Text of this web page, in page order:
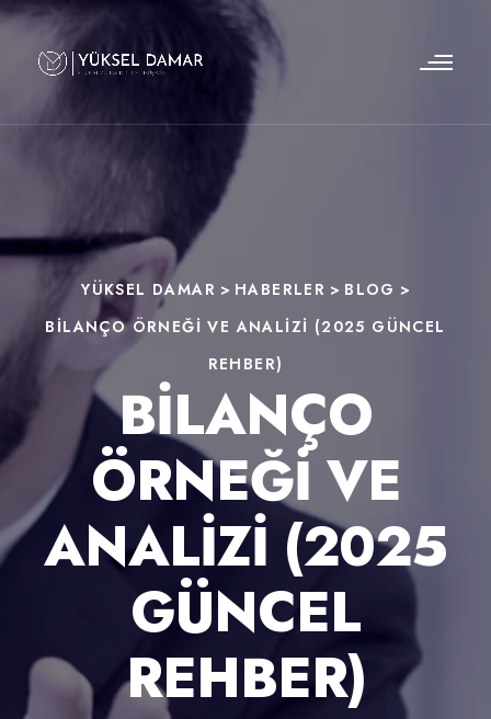
YÜKSEL DAMAR > HABERLER > BLOG >
BILANÇO ÖRNEĞI VE ANALIZI (2025 GÜNCEL
REHBER)
BILANÇO
ÖRNEĞI VE
ANALIZI (2025
GÜNCEL
REHBER)